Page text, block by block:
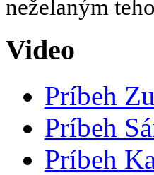
neželaným
Video
Príbeh
Príbeh
Príbeh